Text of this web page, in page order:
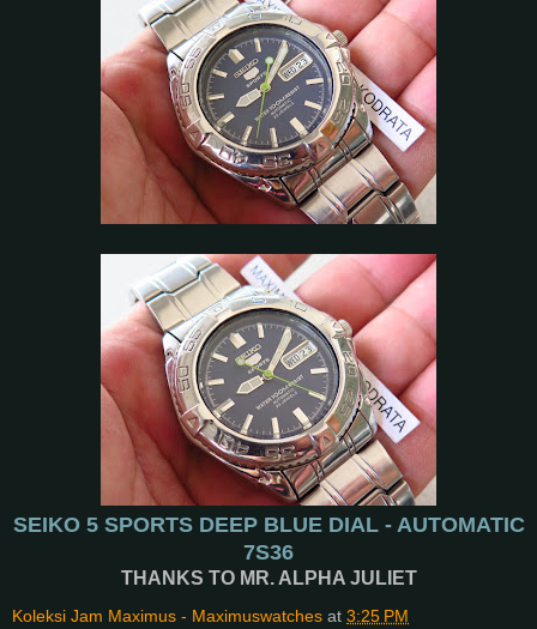
SEIKO 5 SPORTS DEEP BLUE DIAL - AUTOMATIC
7S36
THANKS TO MR. ALPHA JULIET
Koleksi Jam Maximus - Maximuswatches at 3:25 PM